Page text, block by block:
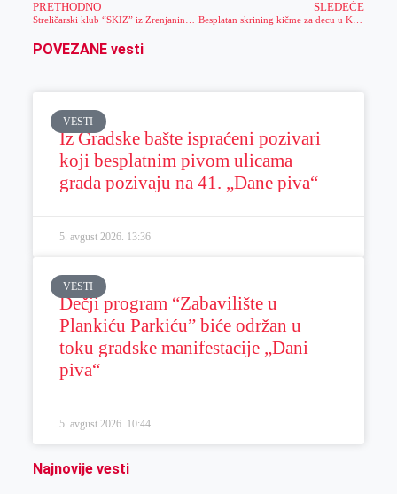
PRETHODNO SLEDEĆE
POVEZANE vesti
VESTI
Iz Gradske bašte ispraćeni pozivari
koji besplatnim pivom ulicama
grada pozivaju na 41. „Dane piva“
5. avgust 2026. 13:36
VESTI
Dečji program “Zabavilište u
Plankiću Parkiću” biće održan u
toku gradske manifestacije „Dani
piva“
5. avgust 2026. 10:44
Najnovije vesti